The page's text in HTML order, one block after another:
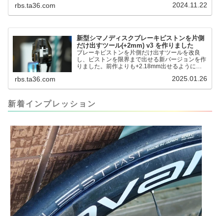
だと。。。▶「ブレーキピストンを戻すツール」
るのかというと、出ているピス...
rbs.ta36.com 2024.11.22
新型シマノディスクブレーキピストンを片側
だけ出すツール(+2mm) v3 を作りました
ブレーキピストンを片側だけ出すツールを改良
し、ピストンを限界まで出せる新バージョンを作
りました。前作よりも+2.18mm出せるようにな
って、オイル漏れするまで試しました。最も安全
ましたが、ギリギリまで攻めてますのでピストン
内部の汚れをさらに掃除できると思います。前作
rbs.ta36.com 2025.01.26
新着インプレッション